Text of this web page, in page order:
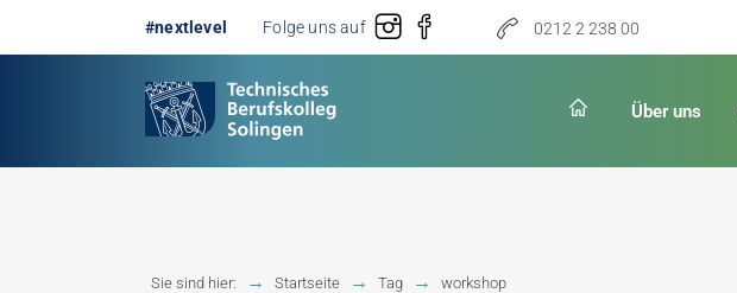
#nextlevel Folge uns auf 0212 2 238 00
Über uns
Erster Schulabschluss
Sie sind hier: Startseite Tag workshop